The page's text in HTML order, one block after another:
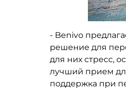
- Benivo
решение для
для них стресс,
лучший прием
поддержка при